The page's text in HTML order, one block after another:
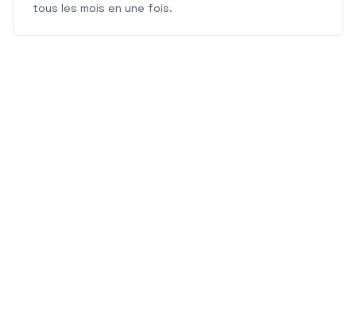
tous les mois en une fois.